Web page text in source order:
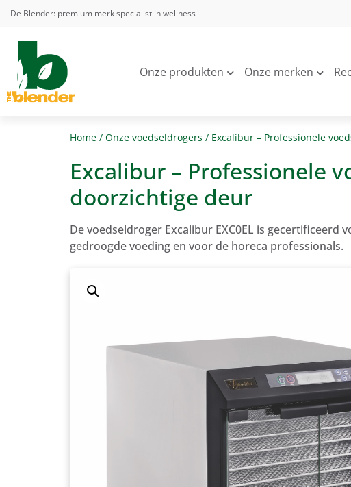
De Blender: premium merk specialist in wellness
Onze produkten Onze merken
Home / Onze voedseldrogers / Excalibur – Professionele
Excalibur – Professionele
doorzichtige deur
De voedseldroger Excalibur EXC0EL is
gedroogde voeding en voor de horeca professionals.